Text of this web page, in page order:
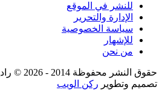
للنشر في الموقع
الإدارة والتحرير
سياسة الخصوصية
للإشهار
من نحن
حقوق النشر محفوظة 2014 - 2026 © راديو تطوان
تصميم وتطوير ركن الويب